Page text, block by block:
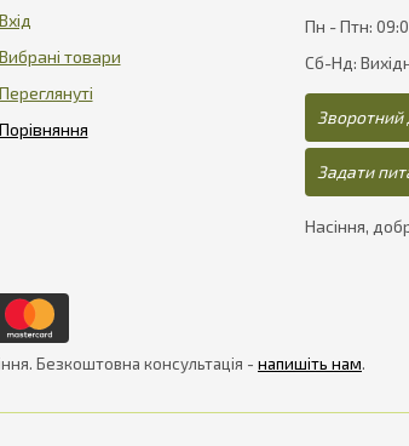
Вхід
Вибрані товари
Переглянуті
Пн - Птн:
Сб-Нд:
Зворотний
Задати
Насіння,
Безкоштовна консультація - напишіть нам.